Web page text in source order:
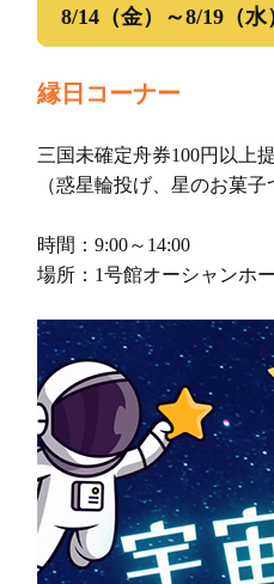
8/14（金）～8/19（水
縁日コーナー
三国未確定舟券100円以上
（惑星輪投げ、星のお菓
時間：9:00～14:00
場所：1号館オーシャンホ